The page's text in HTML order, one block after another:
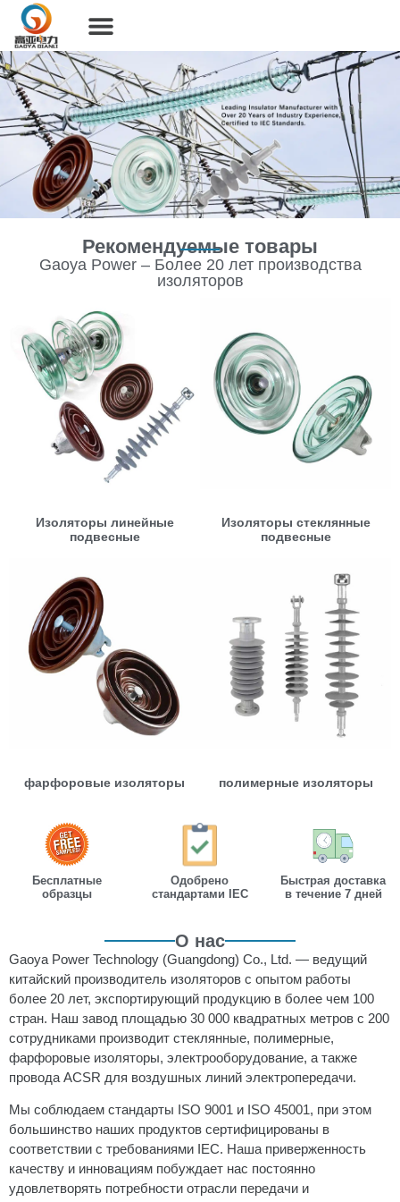
Рекомендуемые товары
Gaoya Power – Более 20 лет производства
изоляторов
Изоляторы линейные
подвесные
Изоляторы стеклянные
подвесные
фарфоровые изоляторы полимерные изоляторы
Бесплатные
образцы
Одобрено
стандартами IEC
Быстрая доставка
в течение 7 дней
О нас
Gaoya Power Technology (Guangdong) Co., Ltd. — ведущий
китайский производитель изоляторов с опытом работы
более 20 лет, экспортирующий продукцию в более чем 100
стран. Наш завод площадью 30 000 квадратных метров с 200
сотрудниками производит стеклянные, полимерные,
фарфоровые изоляторы, электрооборудование, а также
провода ACSR для воздушных линий электропередачи.
Мы соблюдаем стандарты ISO 9001 и ISO 45001, при этом
большинство наших продуктов сертифицированы в
соответствии с требованиями IEC. Наша приверженность
качеству и инновациям побуждает нас постоянно
удовлетворять потребности отрасли передачи и